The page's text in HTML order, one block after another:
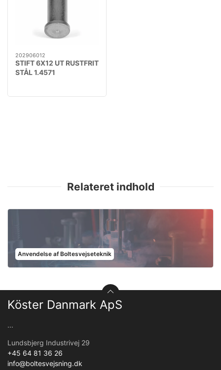
202906012
STIFT 6X12 UT RUSTFRIT
STÅL 1.4571
Relateret indhold
Anvendelse af Boltesvejseteknik
Köster Danmark ApS
...
Lundsbjerg Industrivej 29
+45 64 81 36 26
info@boltesvejsning.dk